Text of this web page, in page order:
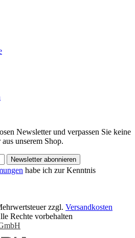
Newsletter und verpassen Sie keine
unserem Shop.
Newsletter abonnieren
habe ich zur Kenntnis
zzgl. Versandkosten
Rechte vorbehalten